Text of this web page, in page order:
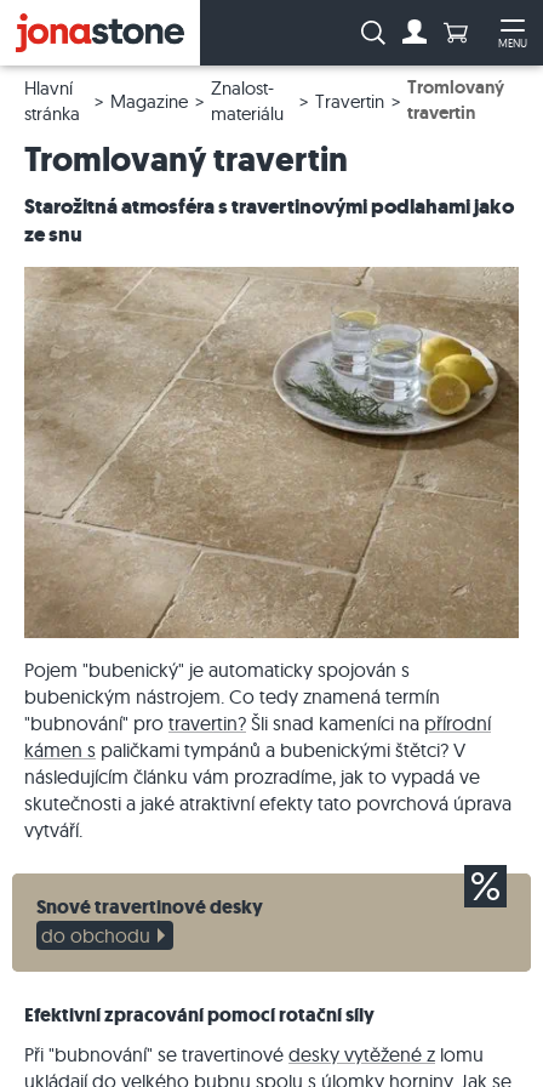
MENU
Vyhledávání:Počet
Hlavní
stránka
Magazine
Znalost-
materiálu
Travertin
Tromlovaný
travertin
Tromlovaný travertin
Starožitná atmosféra s travertinovými podlahami jako
ze snu
Pojem "bubenický" je automaticky spojován s
bubenickým nástrojem. Co tedy znamená termín
"bubnování" pro travertin? Šli snad kameníci na přírodní
kámen s paličkami tympánů a bubenickými štětci? V
následujícím článku vám prozradíme, jak to vypadá ve
skutečnosti a jaké atraktivní efekty tato povrchová úprava
vytváří.
Snové travertinové desky
do obchodu
Efektivní zpracování pomocí rotační síly
Při "bubnování" se travertinové desky vytěžené z lomu
ukládají do velkého bubnu spolu s úlomky horniny. Jak se